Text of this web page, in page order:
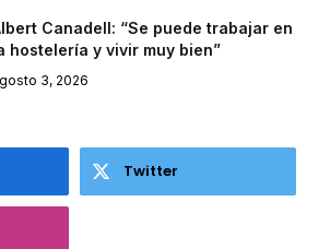
Canadell: “Se puede trabajar en
hostelería y vivir muy bien”
3, 2026
Twitter